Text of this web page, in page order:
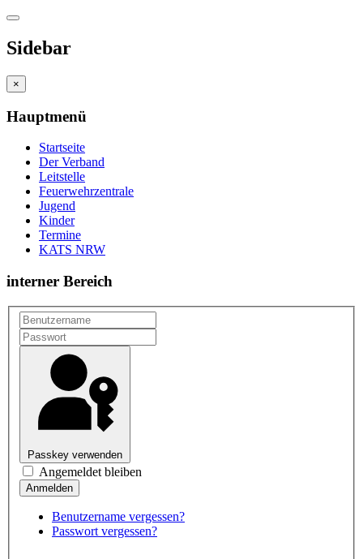
Sidebar
×
Hauptmenü
Startseite
Der Verband
Leitstelle
Feuerwehrzentrale
Jugend
Kinder
Termine
KATS NRW
interner Bereich
Passkey verwenden
Angemeldet bleiben
Benutzername vergessen?
Passwort vergessen?